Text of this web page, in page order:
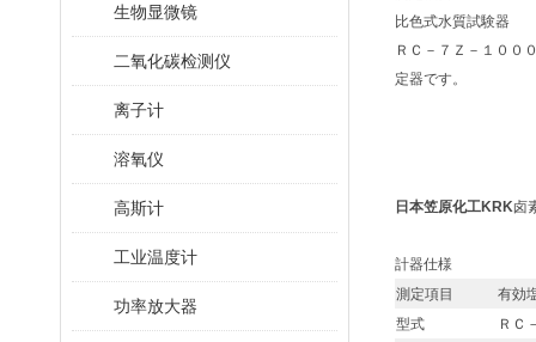
生物显微镜
二氧化碳检测仪
离子计
溶氧仪
高斯计
工业温度计
功率放大器
比色式水質試験器
ＲＣ－７Ｚ－１００
定器です。
日本笠原化工KRK卤
計器仕様
測定項目
有効
型式
ＲＣ